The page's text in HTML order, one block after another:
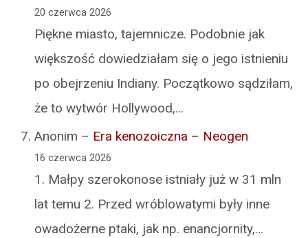
20 czerwca 2026
Piękne miasto, tajemnicze. Podobnie jak
większość dowiedziałam się o jego istnieniu
po obejrzeniu Indiany. Początkowo sądziłam,
że to wytwór Hollywood,…
Anonim – Era kenozoiczna – Neogen
16 czerwca 2026
1. Małpy szerokonose istniały już w 31 mln
lat temu 2. Przed wróblowatymi były inne
owadożerne ptaki, jak np. enancjornity,…